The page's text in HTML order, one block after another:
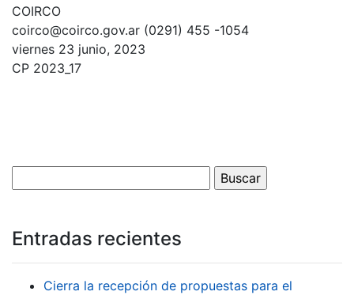
COIRCO
coirco@coirco.gov.ar (0291) 455 -1054
viernes 23 junio, 2023
CP 2023_17
Entradas recientes
Cierra la recepción de propuestas para el